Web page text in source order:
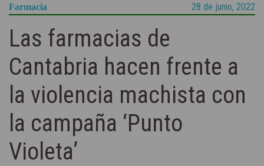
Farmacia 28 de junio, 2022
Las farmacias de
Cantabria hacen frente a
la violencia machista con
la campaña ‘Punto
Violeta’